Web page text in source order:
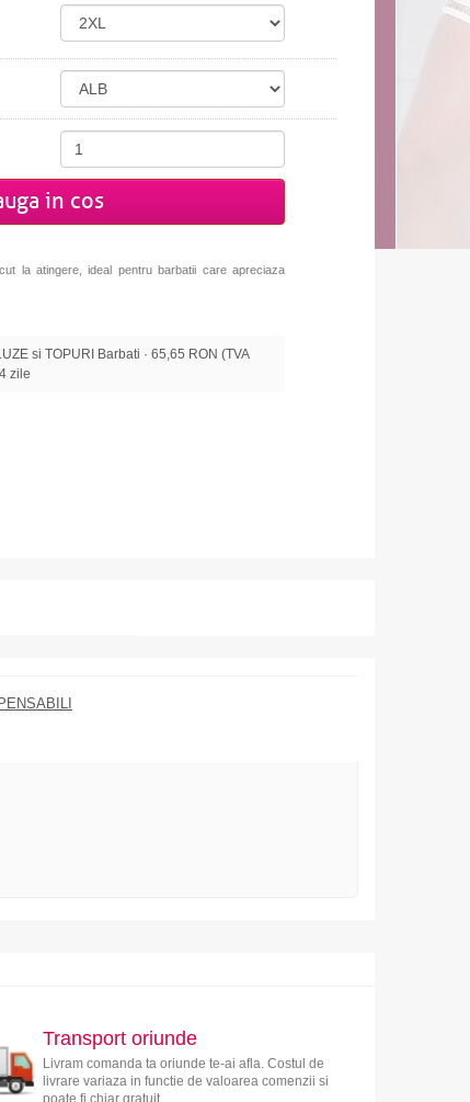
in cos
la atingere, ideal pentru barbatii care apreciaza
si TOPURI Barbati · 65,65 RON (TVA
zile
Transport oriunde
Livram comanda ta oriunde te-ai afla. Costul de
livrare variaza in functie de valoarea comenzii si
poate fi chiar gratuit.